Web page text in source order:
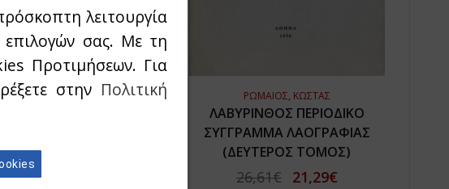
ΜΙΑΣ ΕΜΠΕΙΡΙΚΗΣ
ΕΡΕΥΝΑΣ
ΡΩΜΑΙΟΣ, ΚΩΣΤΑΣ
ΛΑΒΥΡΙΝΘΟΣ ΠΕΡΙΟΔΙΚΟ
ΣΥΓΓΡΑΜΜΑ ΛΑΟΓΡΑΦΙΑΣ
(ΔΕΥΤΕΡΟΣ ΤΟΜΟΣ)
26,61€ 21,29€
λειτουργία
επιλογών σας. Με τη
Προτιμήσεων. Για
στην Πολιτική